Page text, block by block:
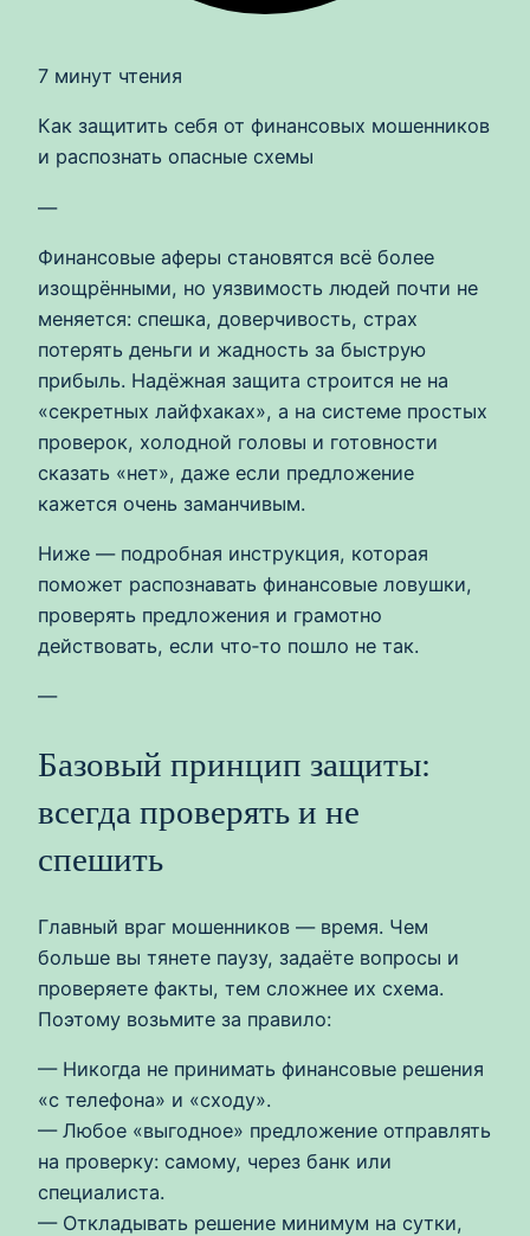
7 минут чтения
Как защитить себя от финансовых мошенников
и распознать опасные схемы
—
Финансовые аферы становятся всё более
изощрёнными, но уязвимость людей почти не
меняется: спешка, доверчивость, страх
потерять деньги и жадность за быструю
прибыль. Надёжная защита строится не на
«секретных лайфхаках», а на системе простых
проверок, холодной головы и готовности
сказать «нет», даже если предложение
кажется очень заманчивым.
Ниже — подробная инструкция, которая
поможет распознавать финансовые ловушки,
проверять предложения и грамотно
действовать, если что‑то пошло не так.
—
Базовый принцип защиты:
всегда проверять и не
спешить
Главный враг мошенников — время. Чем
больше вы тянете паузу, задаёте вопросы и
проверяете факты, тем сложнее их схема.
Поэтому возьмите за правило:
— Никогда не принимать финансовые решения
«с телефона» и «сходу».
— Любое «выгодное» предложение отправлять
на проверку: самому, через банк или
специалиста.
— Откладывать решение минимум на сутки,